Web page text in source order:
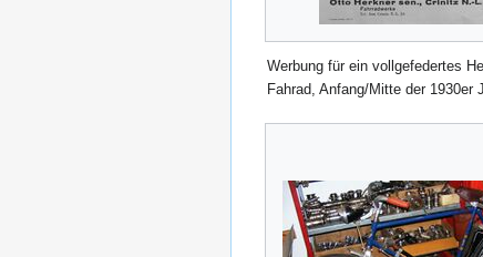
Werbung für ein vollgefedertes
Fahrad, Anfang/Mitte der 1930er